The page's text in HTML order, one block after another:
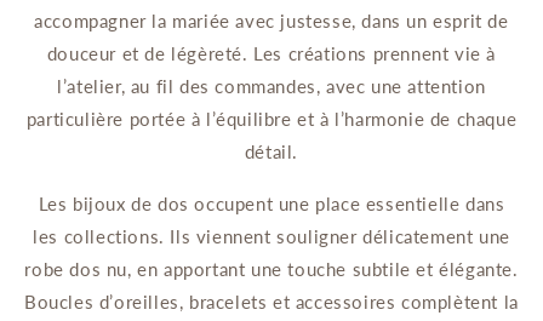
accompagner la mariée avec justesse, dans un esprit de
douceur et de légèreté. Les créations prennent vie à
l’atelier, au fil des commandes, avec une attention
particulière portée à l’équilibre et à l’harmonie de chaque
détail.
Les bijoux de dos occupent une place essentielle dans
les collections. Ils viennent souligner délicatement une
robe dos nu, en apportant une touche subtile et élégante.
Boucles d’oreilles, bracelets et accessoires complètent la